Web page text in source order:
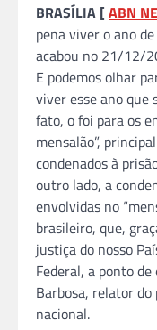
BRASÍLIA [ABN
pena viver o ano
acabou no 21/12/
E podemos olhar
viver esse ano que
fato, o foi para os
mensalão”,
condenados à
outro lado, a
envolvidas no
brasileiro, que,
justiça do nosso
Federal, a ponto
Barbosa, relator do
nacional.